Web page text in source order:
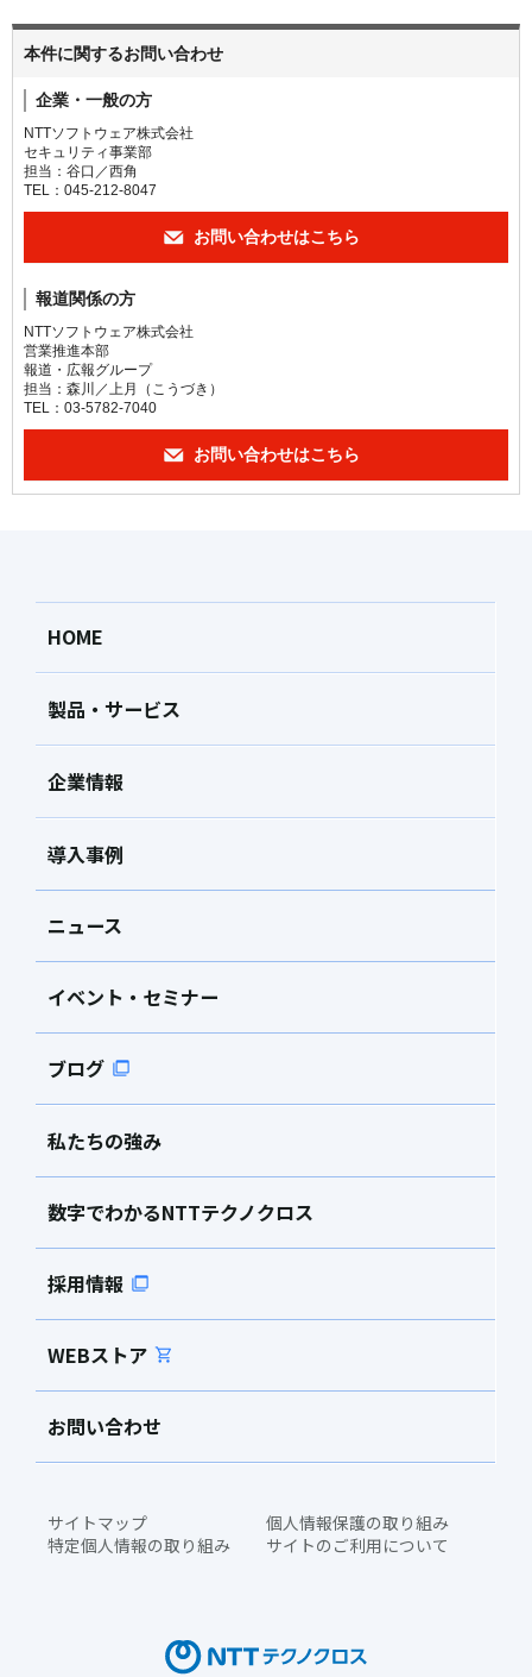
本件に関するお問い合わせ
企業・一般の方
NTTソフトウェア株式会社
セキュリティ事業部
担当：谷口／西角
TEL：045-212-8047
お問い合わせはこちら
報道関係の方
NTTソフトウェア株式会社
営業推進本部
報道・広報グループ
担当：森川／上月（こうづき）
TEL：03-5782-7040
お問い合わせはこちら
HOME
製品・サービス
企業情報
導入事例
ニュース
イベント・セミナー
ブログ
私たちの強み
数字でわかるNTTテクノクロス
採用情報
WEBストア
お問い合わせ
サイトマップ
個人情報保護の取り組み
特定個人情報の取り組み
サイトのご利用について